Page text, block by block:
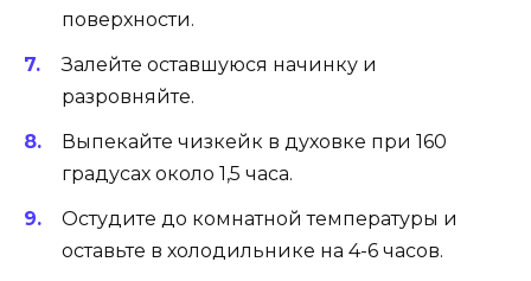
поверхности.
Залейте оставшуюся начинку и
разровняйте.
Выпекайте чизкейк в духовке при 160
градусах около 1,5 часа.
Остудите до комнатной температуры и
оставьте в холодильнике на 4-6 часов.